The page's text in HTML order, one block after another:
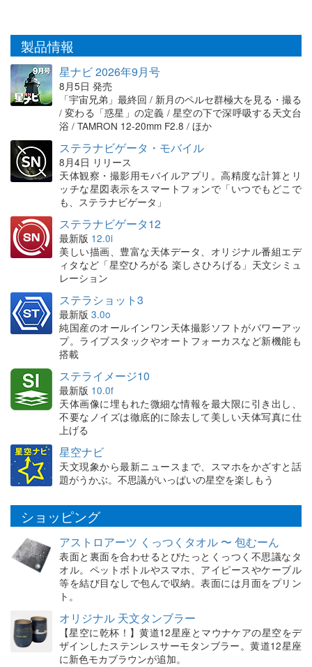
製品情報
星ナビ 2026年9月号
8月5日 発売
「宇宙兄弟」最終回 / 新月のペルセ群極大を見る・撮る
/ 変わる「惑星」の定義 / 星空の下で深呼吸する天文台
浴 / TAMRON 12-20mm F2.8 / ほか
ステラナビゲータ・モバイル
8月4日 リリース
天体観察・撮影用モバイルアプリ。高精度な計算とリ
ッチな星図表示をスマートフォンで「いつでもどこで
も、ステラナビゲータ」
ステラナビゲータ12
最新版 12.0i
美しい描画、豊富な天体データ、オリジナル番組エデ
ィタなど「星空ひろがる 楽しさひろげる」天文シミュ
レーション
ステラショット3
最新版 3.0o
純国産のオールインワン天体撮影ソフトがパワーアッ
プ。ライブスタックやオートフォーカスなど新機能も
搭載
ステライメージ10
最新版 10.0f
天体画像に埋もれた微細な情報を最大限に引き出し、
不要なノイズは徹底的に除去して美しい天体写真に仕
上げる
星空ナビ
天文現象から最新ニュースまで、スマホをかざすと話
題がうかぶ。不思議がいっぱいの星空を楽しもう
ショッピング
アストロアーツ くっつくタオル 〜 包むーん
表面と裏面を合わせるとぴたっとくっつく不思議なタ
オル。ペットボトルやスマホ、アイピースやケーブル
等を結び目なしで包んで収納。表面には月面をプリン
ト。
オリジナル 天文タンブラー
【星空に乾杯！】黄道12星座とマウナケアの星空をデ
ザインしたステンレスサーモタンブラー。黄道12星座
に新色モカブラウンが追加。